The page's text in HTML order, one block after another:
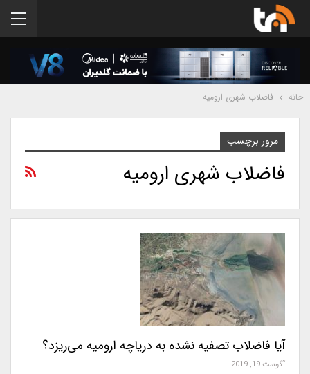
خانه فاضلاب شهری ارومیه
مرور برچسب
فاضلاب شهری ارومیه
آیا فاضلاب تصفیه نشده به دریاچه ارومیه می‌ریزد؟
آگوست 19, 2019